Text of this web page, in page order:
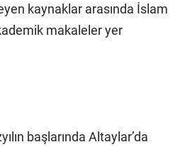
kaynaklar arasında İslam
makaleler yer
başlarında Altaylar’da